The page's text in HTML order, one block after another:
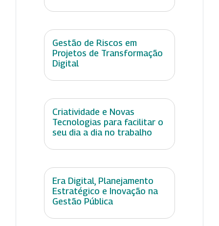
Gestão de Riscos em
Projetos de Transformação
Digital
Criatividade e Novas
Tecnologias para facilitar o
seu dia a dia no trabalho
Era Digital, Planejamento
Estratégico e Inovação na
Gestão Pública